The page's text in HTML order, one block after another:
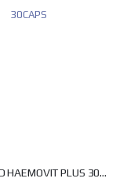
HEALTH AID HAEMOVIT PLUS 30CAPS